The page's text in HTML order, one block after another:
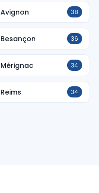
Avignon 38
Besançon 36
Mérignac 34
Reims 34